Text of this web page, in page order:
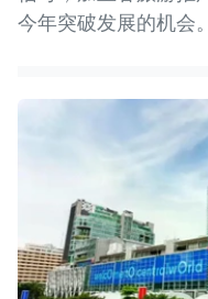
今年突破发展的机会。